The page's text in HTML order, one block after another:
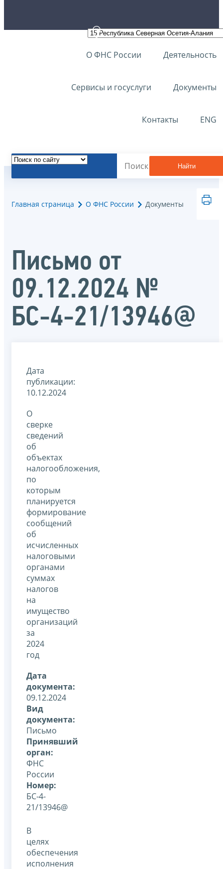
О ФНС России Деятельность
Сервисы и госуслуги Документы
Контакты ENG
Найти
Главная страница О ФНС России Документы
Письмо от
09.12.2024 №
БС-4-21/13946@
Дата
публикации:
10.12.2024
О
сверке
сведений
об
объектах
налогообложения,
по
которым
планируется
формирование
сообщений
об
исчисленных
налоговыми
органами
суммах
налогов
на
имущество
организаций
за
2024
год
Дата
документа:
09.12.2024
Вид
документа:
Письмо
Принявший
орган:
ФНС
России
Номер:
БС-4-
21/13946@
В
целях
обеспечения
исполнения